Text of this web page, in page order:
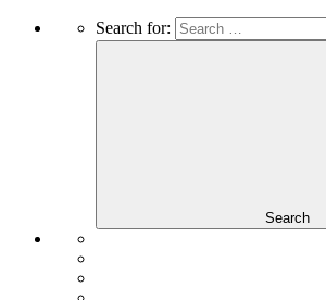
Search for:
Search